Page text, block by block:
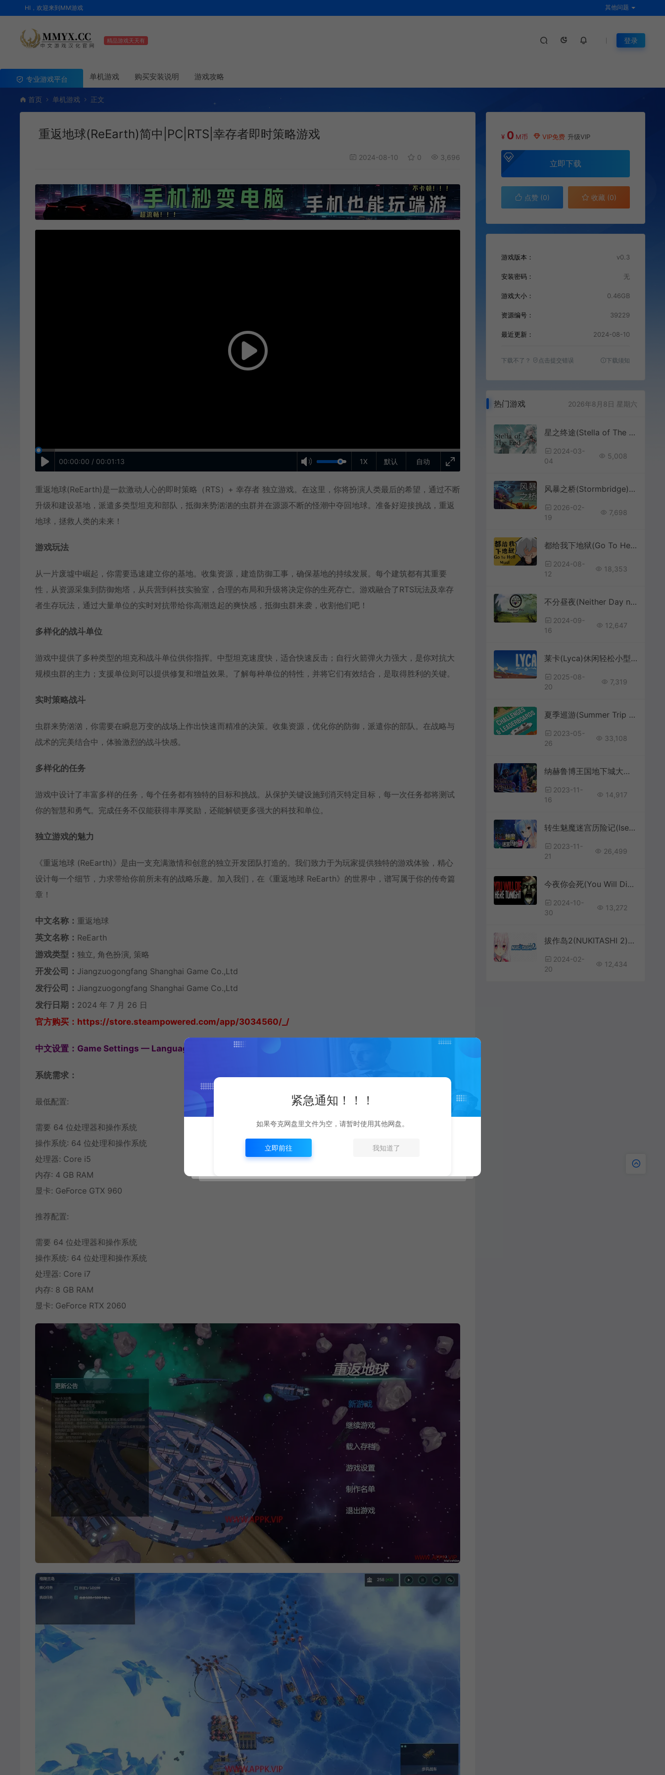
HI，欢迎来到MM游戏 其他问题
精品游戏天天有 登录
专业游戏平台 单机游戏 购买安装说明 游戏攻略
首页 单机游戏 正文
重返地球(ReEarth)简中|PC|RTS|幸存者即时策略游戏
2024-08-10 0 3,696
自动
1X 默认
00:00:00 / 00:01:13
重返地球(ReEarth)是一款激动人心的即时策略（RTS）+ 幸存者 独立游戏。在这里，你将扮演人类最后的希望，通过不断
升级和建设基地，派遣多类型坦克和部队，抵御来势汹汹的虫群并在源源不断的怪潮中夺回地球。准备好迎接挑战，重返
地球，拯救人类的未来！
游戏玩法
从一片废墟中崛起，你需要迅速建立你的基地。收集资源，建造防御工事，确保基地的持续发展。每个建筑都有其重要
性，从资源采集到防御炮塔，从兵营到科技实验室，合理的布局和升级将决定你的生死存亡。游戏融合了RTS玩法及幸存
者生存玩法，通过大量单位的实时对抗带给你高潮迭起的爽快感，抵御虫群来袭，收割他们吧！
多样化的战斗单位
游戏中提供了多种类型的坦克和战斗单位供你指挥。中型坦克速度快，适合快速反击；自行火箭弹火力强大，是你对抗大
规模虫群的主力；支援单位则可以提供修复和增益效果。了解每种单位的特性，并将它们有效结合，是取得胜利的关键。
实时策略战斗
虫群来势汹汹，你需要在瞬息万变的战场上作出快速而精准的决策。收集资源，优化你的防御，派遣你的部队。在战略与
战术的完美结合中，体验激烈的战斗快感。
多样化的任务
游戏中设计了丰富多样的任务，每个任务都有独特的目标和挑战。从保护关键设施到消灭特定目标，每一次任务都将测试
你的智慧和勇气。完成任务不仅能获得丰厚奖励，还能解锁更多强大的科技和单位。
独立游戏的魅力
《重返地球 (ReEarth)》是由一支充满激情和创意的独立开发团队打造的。我们致力于为玩家提供独特的游戏体验，精心
设计每一个细节，力求带给你前所未有的战略乐趣。加入我们，在《重返地球 ReEarth》的世界中，谱写属于你的传奇篇
章！
中文名称： 重返地球
英文名称： ReEarth
游戏类型： 独立, 角色扮演, 策略
开发公司： Jiangzuogongfang Shanghai Game Co.,Ltd
发行公司： Jiangzuogongfang Shanghai Game Co.,Ltd
发行日期： 2024 年 7 月 26 日
官方购买：https://store.steampowered.com/app/3034560/_/
中文设置：Game Settings — Language 选择 简体中文
系统需求：
最低配置:
需要 64 位处理器和操作系统
操作系统: 64 位处理和操作系统
处理器: Core i5
内存: 4 GB RAM
显卡: GeForce GTX 960
推荐配置:
需要 64 位处理器和操作系统
操作系统: 64 位处理和操作系统
处理器: Core i7
内存: 8 GB RAM
显卡: GeForce RTX 2060
¥ 0 M币 VIP免费 升级VIP
立即下载
点赞 (0) 收藏 (0)
游戏版本： v0.3
安装密码： 无
游戏大小： 0.46GB
资源编号： 39229
最近更新： 2024-08-10
下载不了？ 点击提交错误 下载须知
热门游戏 2026年8月8日 星期六
星之终途(Stella of The End)简中|PC|ADV|K社短篇视觉小说游戏
2024-03-
04
5,008
风暴之桥(Stormbridge)类肉鸽城市建造策略游戏|下载
2026-02-
19
7,698
都给我下地狱(Go To Hell Must)简中|PC|SIM|地狱模拟经营游戏
2024-08-
12
18,353
不分昼夜(Neither Day nor Night)简中|PC|ACT|高难度横版动作游戏
2024-09-
16
12,647
莱卡(Lyca)休闲轻松小型冒险增量游戏|下载
2025-08-
20
7,319
夏季巡游(Summer Trip Cruise)简中|PC|PUZ|邮轮驾驶休闲游戏
2023-05-
26
33,108
纳赫鲁博王国地下城大师(Naheulbeuk’s Dungeon Master)简中|PC|SIM|地下城模拟经营游戏
2023-11-
16
14,917
转生魅魔迷宫历险记(Isekai Succubus)简中|PC|美少女异世界3D迷宫RPG游戏
2023-11-
21
26,499
今夜你会死(You Will Die Here Tonight)复古俯视角恐怖生存游戏|下载
2024-10-
30
13,272
拔作岛2(NUKITASHI 2)卡通美少女视觉小说游戏|下载
2024-02-
20
12,434
紧急通知！！！
如果夸克网盘里文件为空，请暂时使用其他网盘。
立即前往 我知道了